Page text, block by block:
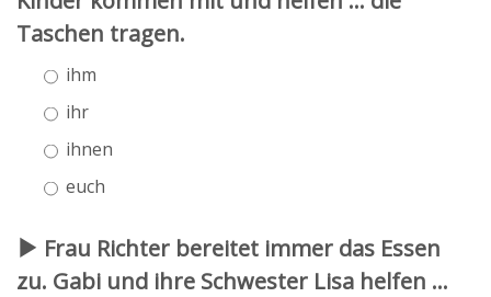
Taschen tragen.
ihm
ihr
ihnen
euch
Frau Richter bereitet immer das Essen
zu. Gabi und ihre Schwester Lisa helfen ...